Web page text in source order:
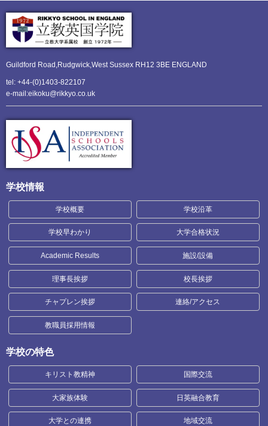
Guildford Road,Rudgwick,West Sussex RH12 3BE ENGLAND
tel: +44-(0)1403-822107
e-mail:eikoku@rikkyo.co.uk
学校情報
学校概要 学校沿革
学校早わかり 大学合格状況
Academic Results 施設/設備
理事長挨拶 校長挨拶
チャプレン挨拶 連絡/アクセス
教職員採用情報
学校の特色
キリスト教精神 国際交流
大家族体験 日英融合教育
大学との連携 地域交流